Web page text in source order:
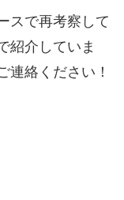
スで再考察して
紹介していま
連絡ください！